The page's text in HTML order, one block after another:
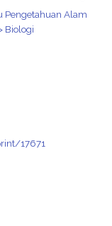
Pengetahuan Alam
Biologi
17671